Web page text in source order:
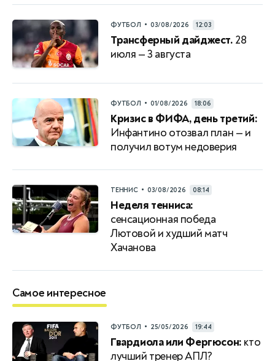
ФУТБОЛ • 03/08/2026 12:03
Трансферный дайджест. 28
июля — 3 августа
ФУТБОЛ • 01/08/2026 18:06
Кризис в ФИФА, день третий:
Инфантино отозвал план — и
получил вотум недоверия
ТЕННИС • 03/08/2026 08:14
Неделя тенниса:
сенсационная победа
Лютовой и худший матч
Хачанова
Самое интересное
ФУТБОЛ • 25/05/2026 19:44
Гвардиола или Фергюсон: кто
лучший тренер АПЛ?